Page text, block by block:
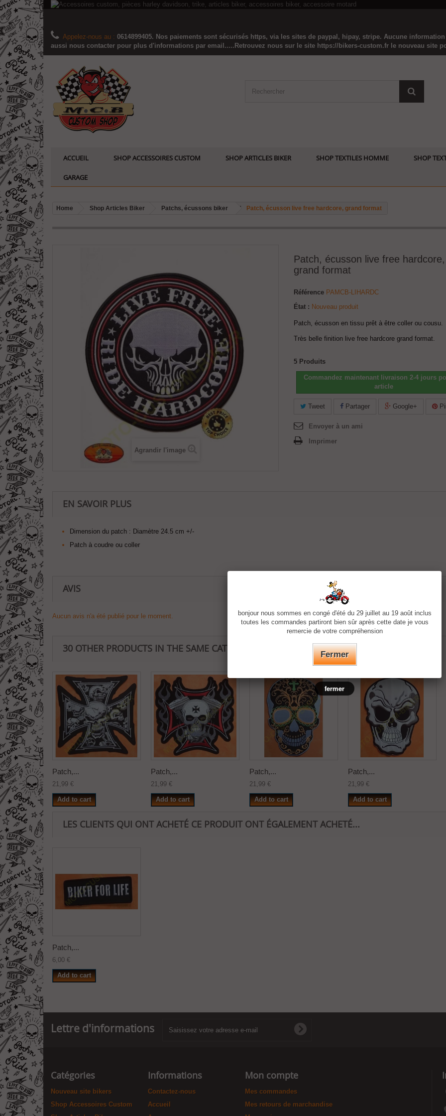
Appelez-nous au : 0614899405. Nos paiements sont sécurisés https, via les sites de paypal, hipay, stripe. Aucune
aussi nous contacter pour plus d'informations par email.....Retrouvez nous sur le site https://bikers-custom.fr le nouveau site
ACCUEIL SHOP ACCESSOIRES CUSTOM SHOP ARTICLES BIKER SHOP TEXTILES HOMME SHOP
GARAGE
Home Shop Articles Biker Patchs, écussons biker Patch, écusson live free hardcore, grand format
Agrandir l'image
Patch, écusson live free hardcore,
grand format
Référence PAMCB-LIHARDC
État : Nouveau produit
Patch, écusson en tissu prêt à être coller ou cousu.
Très belle finition live free hardcore grand format.
5 Produits
Commandez maintenant livraison 2-4 jours
article
Tweet Partager Google+
Envoyer à un ami
Imprimer
EN SAVOIR PLUS
Dimension du patch : Diamètre 24.5 cm +/-
Patch à coudre ou coller
AVIS
Aucun avis n'a été publié pour le moment.
30 OTHER PRODUCTS IN THE SAME CATEGORY:
Patch,...
21,99 €
Add to cart
Patch,...
21,99 €
Add to cart
Patch,...
21,99 €
Add to cart
Patch,...
21,99 €
Add to cart
LES CLIENTS QUI ONT ACHETÉ CE PRODUIT ONT ÉGALEMENT ACHETÉ...
Patch,...
6,00 €
Add to cart
Lettre d'informations
Catégories
Nouveau site bikers
Shop Accessoires Custom
Informations
Contactez-nous
Accueil
Mon compte
Mes commandes
Mes retours de marchandise
bonjour nous sommes en congé d'été du 29 juillet au 19 août inclus
toutes les commandes partiront bien sûr après cette date je vous
remercie de votre compréhension
Fermer
fermer